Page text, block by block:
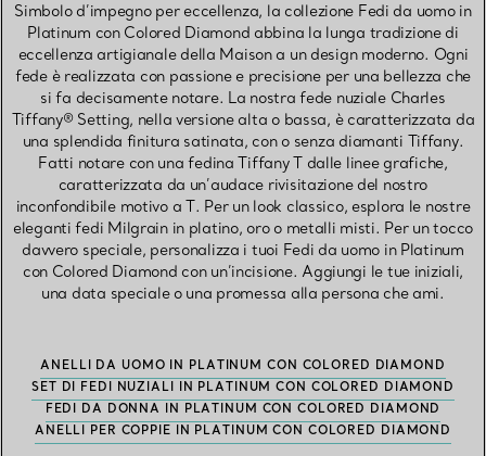
Simbolo d’impegno per eccellenza, la collezione Fedi da uomo in
Platinum con Colored Diamond abbina la lunga tradizione di
eccellenza artigianale della Maison a un design moderno. Ogni
fede è realizzata con passione e precisione per una bellezza che
si fa decisamente notare. La nostra fede nuziale Charles
Tiffany® Setting, nella versione alta o bassa, è caratterizzata da
una splendida finitura satinata, con o senza diamanti Tiffany.
Fatti notare con una fedina Tiffany T dalle linee grafiche,
caratterizzata da un’audace rivisitazione del nostro
inconfondibile motivo a T. Per un look classico, esplora le nostre
eleganti fedi Milgrain in platino, oro o metalli misti. Per un tocco
davvero speciale, personalizza i tuoi Fedi da uomo in Platinum
con Colored Diamond con un’incisione. Aggiungi le tue iniziali,
una data speciale o una promessa alla persona che ami.
ANELLI DA UOMO IN PLATINUM CON COLORED DIAMOND
SET DI FEDI NUZIALI IN PLATINUM CON COLORED DIAMOND
FEDI DA DONNA IN PLATINUM CON COLORED DIAMOND
ANELLI PER COPPIE IN PLATINUM CON COLORED DIAMOND